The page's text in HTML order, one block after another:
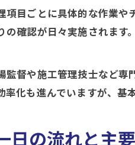
項目ごとに具体的な作業
の確認が日々実施されま
監督や施工管理技士など
率化も進んでいますが、基
日の流れと主